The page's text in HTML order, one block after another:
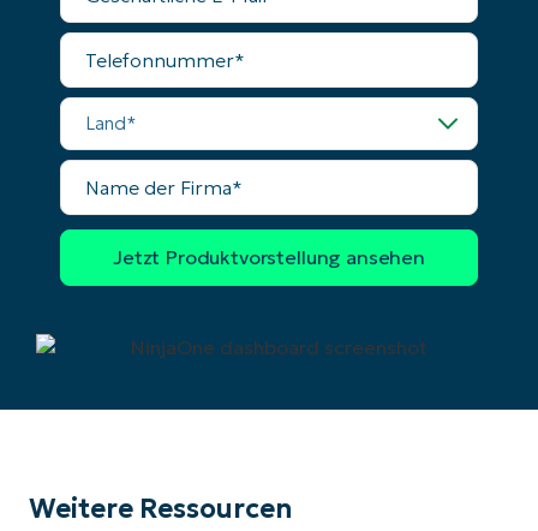
Mail
Telefonnummer
Land
Name
der
Firma
Weitere Ressourcen